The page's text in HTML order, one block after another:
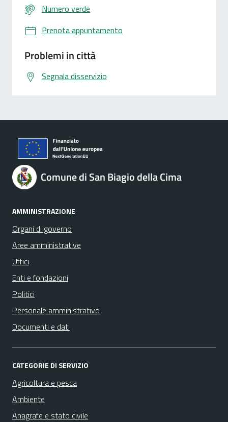
Numero verde
Prenota appuntamento
Problemi in città
Segnala disservizio
Comune di San Biagio della Cima
AMMINISTRAZIONE
Organi di governo
Aree amministrative
Uffici
Enti e fondazioni
Politici
Personale amministrativo
Documenti e dati
CATEGORIE DI SERVIZIO
Agricoltura e pesca
Ambiente
Anagrafe e stato civile